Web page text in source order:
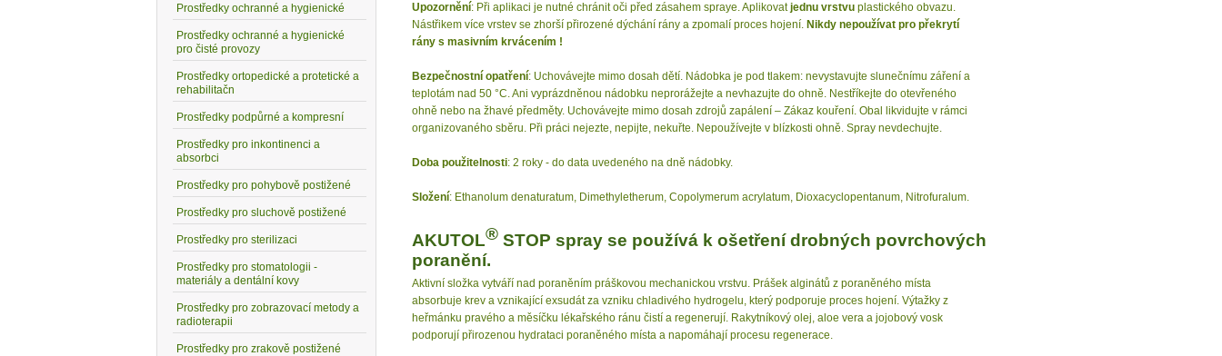
Upozornění: Při aplikaci je nutné chránit oči před zásahem spraye. Aplikovatjednu vrstvu plastického obvazu.
Nástřikem více vrstev se zhorší přirozené dýchání rány a zpomalí proces hojení. Nikdy nepoužívat pro překrytí
rány s masivním krvácením !
Bezpečnostní opatření: Uchovávejte mimo dosah dětí. Nádobka je pod tlakem: nevystavujte slunečnímu záření a
teplotám nad 50 °C. Ani vyprázdněnou nádobku neprorážejte a nevhazujte do ohně. Nestříkejte do otevřeného
ohně nebo na žhavé předměty. Uchovávejte mimo dosah zdrojů zapálení – Zákaz kouření. Obal likvidujte v rámci
organizovaného sběru. Při práci nejezte, nepijte, nekuřte. Nepoužívejte v blízkosti ohně. Spray nevdechujte.
Doba použitelnosti: 2 roky - do data uvedeného na dně nádobky.
Složení: Ethanolum denaturatum, Dimethyletherum, Copolymerum acrylatum, Dioxacyclopentanum, Nitrofuralum.
AKUTOL® STOP spray se používá k ošetření drobných povrchových
poranění.
Aktivní složka vytváří nad poraněním práškovou mechanickou vrstvu. Prášek alginátů z poraněného místa
absorbuje krev a vznikající exsudát za vzniku chladivého hydrogelu, který podporuje proces hojení. Výtažky z
heřmánku pravého a měsíčku lékařského ránu čistí a regenerují. Rakytníkový olej, aloe vera a jojobový vosk
podporují přirozenou hydrataci poraněného místa a napomáhají procesu regenerace.
Prostředky ochranné a hygienické
Prostředky ochranné a hygienické
pro čisté provozy
Prostředky ortopedické a protetické a
rehabilitačn
Prostředky podpůrné a kompresní
Prostředky pro inkontinenci a
absorbci
Prostředky pro pohybově postižené
Prostředky pro sluchově postižené
Prostředky pro sterilizaci
Prostředky pro stomatologii -
materiály a dentální kovy
Prostředky pro zobrazovací metody a
radioterapii
Prostředky pro zrakově postižené